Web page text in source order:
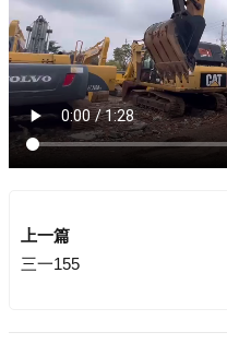
上一篇
三一155